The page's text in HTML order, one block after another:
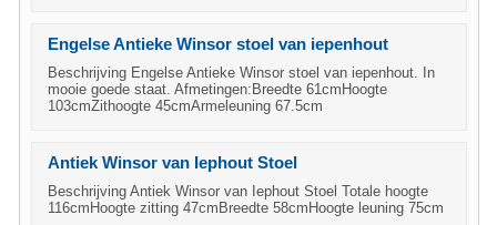
Engelse Antieke Winsor stoel van iepenhout
Beschrijving Engelse Antieke Winsor stoel van iepenhout. In
mooie goede staat. Afmetingen:Breedte 61cmHoogte
103cmZithoogte 45cmArmeleuning 67.5cm
Antiek Winsor van Iephout Stoel
Beschrijving Antiek Winsor van Iephout Stoel Totale hoogte
116cmHoogte zitting 47cmBreedte 58cmHoogte leuning 75cm